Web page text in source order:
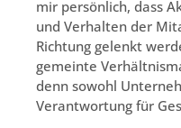
mir persönlich, dass
und Verhalten der
Richtung gelenkt
gemeinte
denn sowohl
Verantwortung für